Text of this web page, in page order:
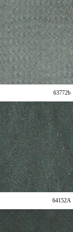
63772b
64152A